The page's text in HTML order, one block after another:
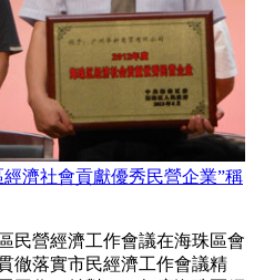
濟社會貢獻優秀民營企業”稱
民營經濟工作會議在海珠區會
徹落實市民經濟工作會議精